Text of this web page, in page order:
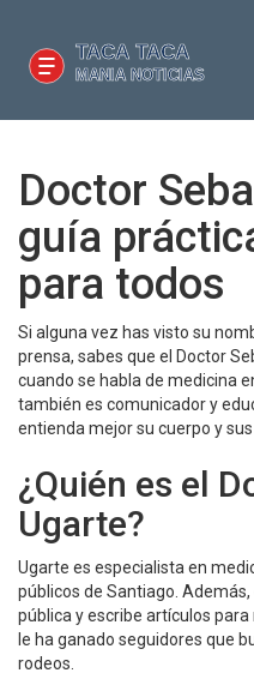
Doctor
guía
para todos
Si alguna vez has visto su
prensa, sabes que el Doctor
cuando se habla de medicina
también es comunicador y
entienda mejor su cuerpo y
¿Quién es el
Ugarte?
Ugarte es especialista en
públicos de Santiago.
pública y escribe artículos
le ha ganado seguidores que
rodeos.